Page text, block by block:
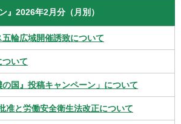
』2026年2月分（月別）
輪広域開催誘致について
ついて
の国』投稿キャンペーン」について
准と労働安全衛生法改正について